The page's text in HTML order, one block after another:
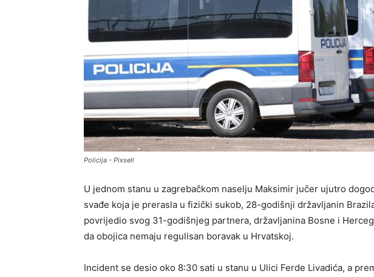
Policija - Pixsell
U jednom stanu u zagrebačkom naselju Maksimir jučer ujutro
svađe koja je prerasla u fizički sukob, 28-godišnji državljanin
povrijedio svog 31-godišnjeg partnera, državljanina Bosne i
da obojica nemaju regulisan boravak u Hrvatskoj.
Incident se desio oko 8:30 sati u stanu u Ulici Ferde Livadića, a